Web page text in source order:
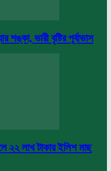
শঙ্কা, ভারী বৃষ্টির পূর্বাভাস
২২ লাখ টাকার ইলিশ মাছ